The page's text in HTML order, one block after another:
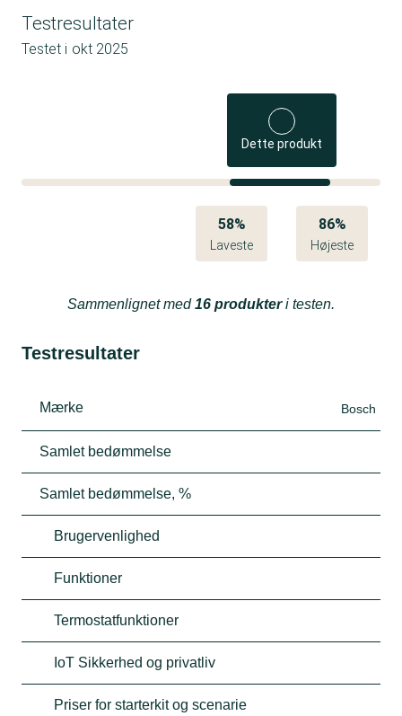
Testresultater
Testet i okt 2025
Dette produkt
58%
Laveste
86%
Højeste
Sammenlignet med16 produkteri testen.
Testresultater
Mærke Bosch
Samlet bedømmelse
Samlet bedømmelse, %
Brugervenlighed
Funktioner
Termostatfunktioner
IoT Sikkerhed og privatliv
Priser for starterkit og scenarie